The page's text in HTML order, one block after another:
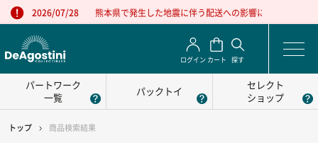
2026/07/28 熊本県で発生した地震に伴う配送への影響について
ログイン カート 探す
パートワーク
一覧
パックトイ
セレクト
ショップ
トップ 商品検索結果